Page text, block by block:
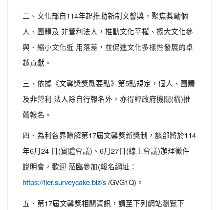
二、文化部自114年起推動新制文馨獎，聚焦獎勵個
人、團體及 非營利法人，推動文化平權、擴大文化參
與、縮小文化近 用落差，並促進文化多樣性發展的卓
越貢獻。
三、依據《文馨獎獎勵要點》第5點規定，個人、團體
及非營利 法人除自行報名外，亦得經政府機關(構)推
薦報名。
四、為利各界瞭解第17屆文馨獎新獎制，該部將於114
年6月24 日(實體會議)、6月27日(線上會議)辦理徵件
說明會，歡迎 蒞臨參加(報名網址：
https://tier.surveycake.biz/s /GVG1Q)。
五、第17屆文馨獎相關資訊，請至下列網站瀏覽下